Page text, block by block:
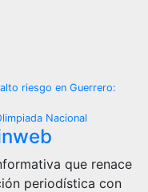
riesgo en Guerrero:
Nacional
que renace
periodística con